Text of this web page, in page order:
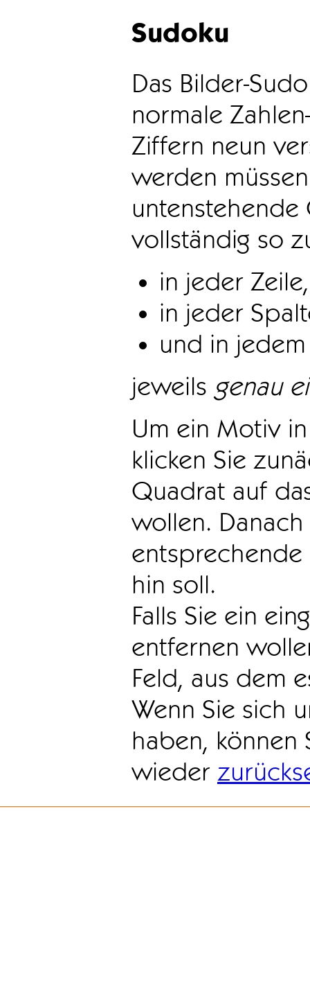
Sudoku
Das Bilder-
normale
Ziffern neun
werden
vollständig so
in jeder Zeile,
in jeder
und in
jeweils genau
Um ein Motiv
klicken Sie
Quadrat auf
wollen.
hin soll.
Falls Sie ein
entfernen
Feld, aus dem
Wenn Sie sich
haben, können
wieder